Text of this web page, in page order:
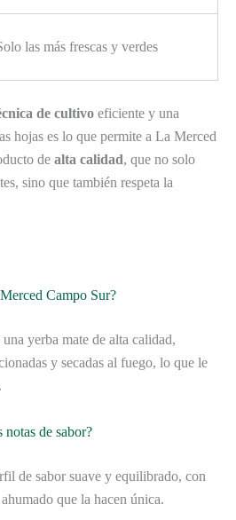
las más frescas y verdes
de cultivo eficiente y una
hojas es lo que permite a La Merced
de alta calidad, que no solo
sino que también respeta la
Campo Sur?
yerba mate de alta calidad,
y secadas al fuego, lo que le
notas de sabor?
de sabor suave y equilibrado, con
que la hacen única.